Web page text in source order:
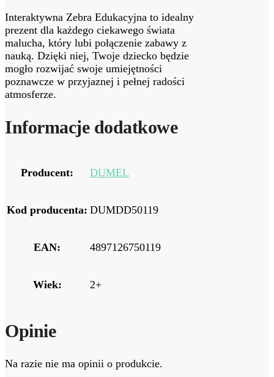
Interaktywna Zebra Edukacyjna to idealny
prezent dla każdego ciekawego świata
malucha, który lubi połączenie zabawy z
nauką. Dzięki niej, Twoje dziecko będzie
mogło rozwijać swoje umiejętności
poznawcze w przyjaznej i pełnej radości
atmosferze.
Informacje dodatkowe
Producent: DUMEL
Kod producenta: DUMDD50119
EAN: 4897126750119
Wiek: 2+
Opinie
Na razie nie ma opinii o produkcie.